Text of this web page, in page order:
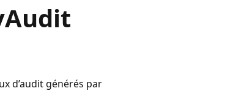
d’audit générés par